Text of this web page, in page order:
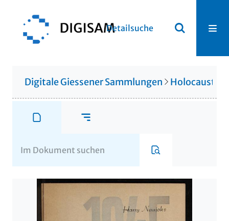
Detailsuche
Digitale Giessener Sammlungen